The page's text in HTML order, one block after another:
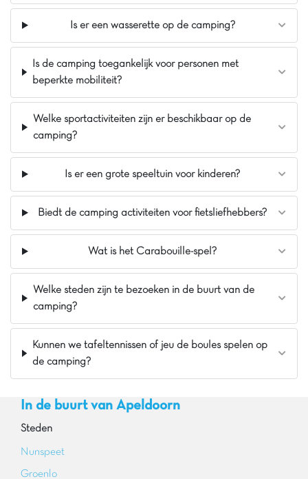
Is er een wasserette op de camping?
Is de camping toegankelijk voor personen met
beperkte mobiliteit?
Welke sportactiviteiten zijn er beschikbaar op de
camping?
Is er een grote speeltuin voor kinderen?
Biedt de camping activiteiten voor fietsliefhebbers?
Wat is het Carabouille-spel?
Welke steden zijn te bezoeken in de buurt van de
camping?
Kunnen we tafeltennissen of jeu de boules spelen op
de camping?
In de buurt van Apeldoorn
Steden
Nunspeet
Groenlo